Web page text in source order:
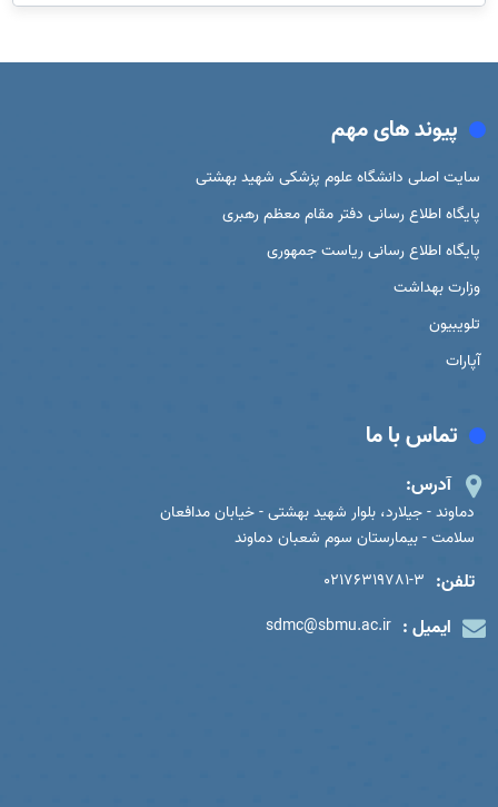
پیوند های مهم
سایت اصلی دانشگاه علوم پزشکی شهید بهشتی
پایگاه اطلاع رسانی دفتر مقام معظم رهبری
پایگاه اطلاع رسانی ریاست جمهوری
وزارت بهداشت
تلویبیون
آپارات
تماس با ما
آدرس:
دماوند - جیلارد، بلوار شهید بهشتی - خیابان مدافعان
سلامت - بیمارستان سوم شعبان دماوند
تلفن: 02176319781-3
ایمیل : sdmc@sbmu.ac.ir